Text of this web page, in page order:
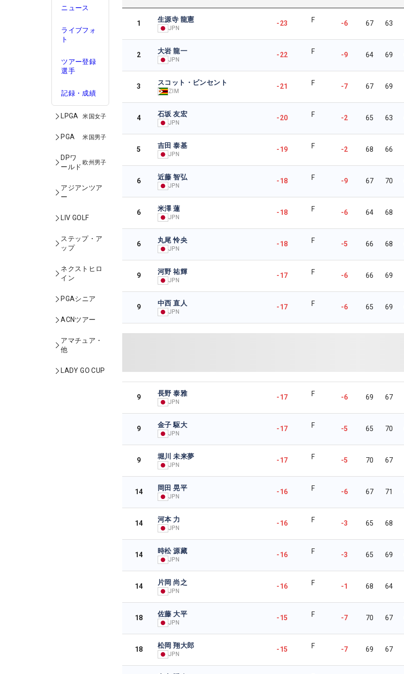
ニュース
ライブフォ
ト
ツアー登録
選手
記録・成績
LPGA 米国女子
PGA 米国男子
DPワ
ールド
欧州男子
アジアンツア
ー
LIV GOLF
ステップ・ア
ップ
ネクストヒロ
イン
PGAシニア
ACNツアー
アマチュア・
他
LADY GO CUP
1 生源寺 龍憲
JPN
-23 F -6 67 63
2 大岩 龍一
JPN
-22 F -9 64 69
3 スコット・ビンセント
ZIM
-21 F -7 67 69
4 石坂 友宏
JPN
-20 F -2 65 63
5 吉田 泰基
JPN
-19 F -2 68 66
6 近藤 智弘
JPN
-18 F -9 67 70
6 米澤 蓮
JPN
-18 F -6 64 68
6 丸尾 怜央
JPN
-18 F -5 66 68
9 河野 祐輝
JPN
-17 F -6 66 69
9 中西 直人
JPN
-17 F -6 65 69
9 長野 泰雅
JPN
-17 F -6 69 67
9 金子 駆大
JPN
-17 F -5 65 70
9 堀川 未来夢
JPN
-17 F -5 70 67
14 岡田 晃平
JPN
-16 F -6 67 71
14 河本 力
JPN
-16 F -3 65 68
14 時松 源藏
JPN
-16 F -3 65 69
14 片岡 尚之
JPN
-16 F -1 68 64
18 佐藤 大平
JPN
-15 F -7 70 67
18 松岡 翔大郎
JPN
-15 F -7 69 67